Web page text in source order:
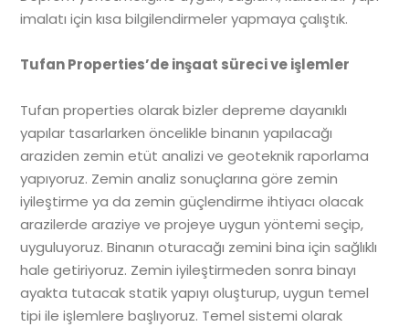
imalatı için kısa bilgilendirmeler yapmaya çalıştık.
Tufan Properties’de inşaat süreci ve işlemler
Tufan properties olarak bizler depreme dayanıklı
yapılar tasarlarken öncelikle binanın yapılacağı
araziden zemin etüt analizi ve geoteknik raporlama
yapıyoruz. Zemin analiz sonuçlarına göre zemin
iyileştirme ya da zemin güçlendirme ihtiyacı olacak
arazilerde araziye ve projeye uygun yöntemi seçip,
uyguluyoruz. Binanın oturacağı zemini bina için sağlıklı
hale getiriyoruz. Zemin iyileştirmeden sonra binayı
ayakta tutacak statik yapıyı oluşturup, uygun temel
tipi ile işlemlere başlıyoruz. Temel sistemi olarak